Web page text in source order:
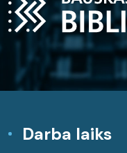
Darba laiks